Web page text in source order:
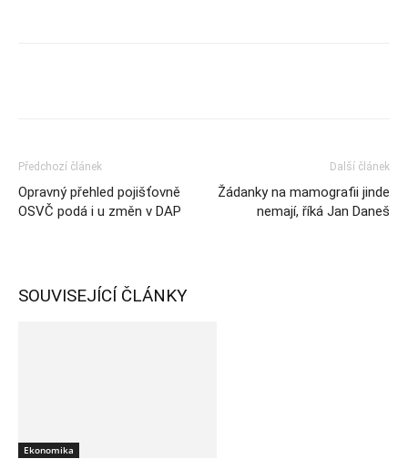
Předchozí článek
Opravný přehled pojišťovně
OSVČ podá i u změn v DAP
Další článek
Žádanky na mamografii jinde
nemají, říká Jan Daneš
SOUVISEJÍCÍ ČLÁNKY
Ekonomika